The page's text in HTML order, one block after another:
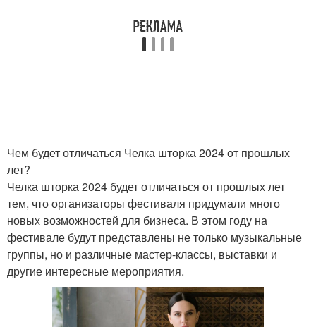
Чем будет отличаться Челка шторка 2024 от прошлых
лет?
Челка шторка 2024 будет отличаться от прошлых лет
тем, что организаторы фестиваля придумали много
новых возможностей для бизнеса. В этом году на
фестивале будут представлены не только музыкальные
группы, но и различные мастер-классы, выставки и
другие интересные мероприятия.